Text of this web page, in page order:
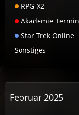
RPG-X2
Akademie-
Star Trek Online
Sonstiges
Februar 2025